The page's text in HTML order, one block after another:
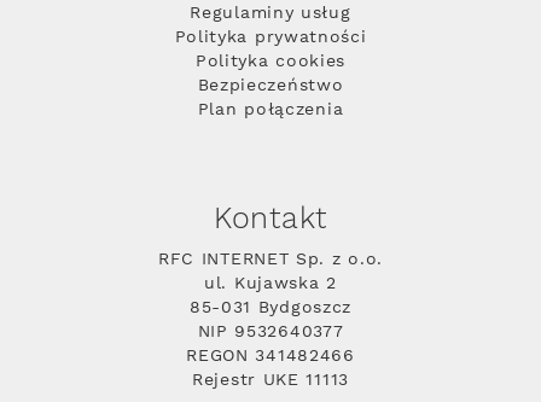
Regulaminy usług
Polityka prywatności
Polityka cookies
Bezpieczeństwo
Plan połączenia
Kontakt
RFC INTERNET Sp. z o.o.
ul. Kujawska 2
85-031 Bydgoszcz
NIP 9532640377
REGON 341482466
Rejestr UKE 11113